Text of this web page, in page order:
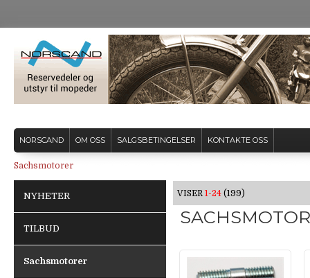
NORSCAND OM OSS SALGSBETINGELSER KONTAKTE OSS
Sachsmotorer
NYHETER
TILBUD
Sachsmotorer
VISER 1-24 (199)